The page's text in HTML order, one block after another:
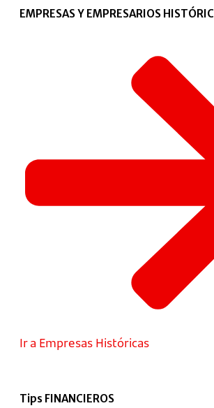
EMPRESAS Y EMPRESARIOS
Ir a Empresas Históricas
Tips FINANCIEROS